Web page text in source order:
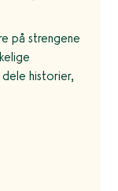
på strengene
historier,